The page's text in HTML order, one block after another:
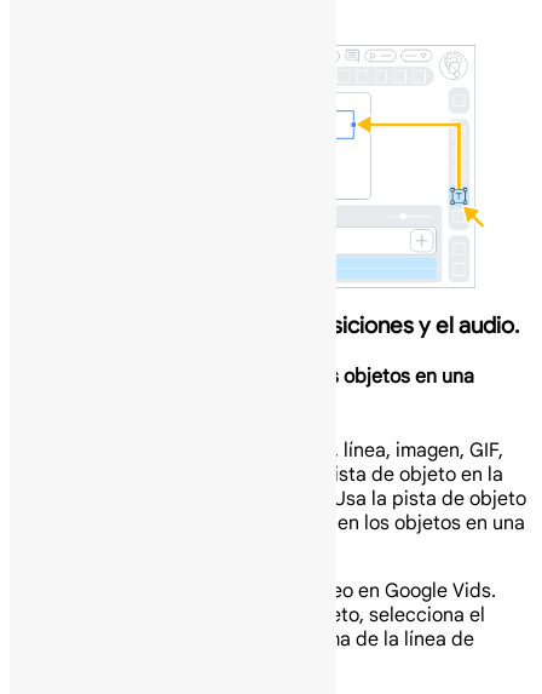
Personaliza los tiempos, las transiciones y el audio.
Controla cuánto tiempo aparecen los objetos en una
Cada objeto (cuadro de texto, forma, línea, imagen, GIF,
sticker o videoclip) tiene su propia pista de objeto en la
parte inferior de la ventana de Vids. Usa la pista de objeto
para controlar cuánto tiempo aparecen los objetos en una
En tu computadora abre un video en Google Vids.
Para mostrar la pista de un objeto, selecciona el
objeto y luego haz clic en encima de la línea de